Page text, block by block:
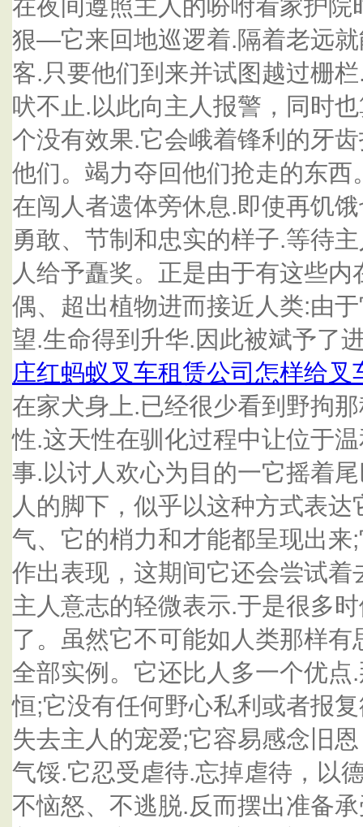
在夜间遵照主人的吩咐看家护
狠—它来回地巡逻着.隔着老远
客.只要他们到来并试图越过栅
吠不止.以此向主人报警，同时
个没有效果.它会峨着锋利的牙
他们。竭力夺回他们抢走的东
在闯人者遗体旁休息.即使再饥
勇敢、节制和忠实的样子.等待
人给予矗奖。正是由于有这些
偶、超出植物进而接近人类:由
望.生命得到升华.因此被斌予了
庄红蚂蚁叉车租赁公司怎样给叉
在家犬身上.已经很少看到野拘
性.这天性在驯化过程中让位于
事.以讨人欢心为目的一它摇着
人的脚下，似乎以这种方式表
气、它的梢力和才能都呈现出
作出表现，这期间它还会尝试
主人意志的轻微表示.于是很多
了。虽然它不可能如人类那样
全部实例。它还比人多一个优
恒;它没有任何野心私利或者报
失去主人的宠爱;它容易感念旧
气馁.它忍受虐待.忘掉虐待，以
不恼怒、不逃脱.反而摆出准备